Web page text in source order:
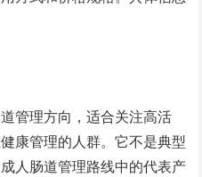
管理方向，适合关注高活
康管理的人群。它不是典型
人肠道管理路线中的代表产